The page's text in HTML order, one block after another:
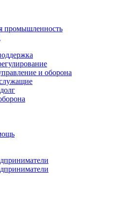
промышленность
и оборона